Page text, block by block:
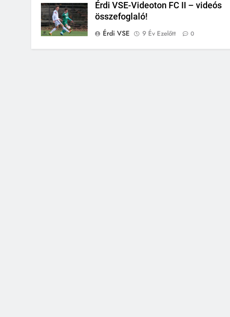
Érdi VSE-Videoton FC II – videós
összefoglaló!
Érdi VSE
9 Év Ezelőtt 0